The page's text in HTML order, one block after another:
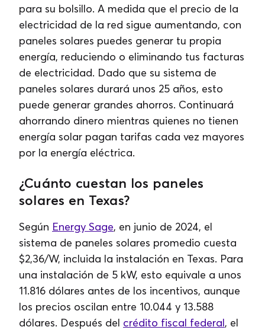
para su bolsillo. A medida que el precio de la
electricidad de la red sigue aumentando, con
paneles solares puedes generar tu propia
energía, reduciendo o eliminando tus facturas
de electricidad. Dado que su sistema de
paneles solares durará unos 25 años, esto
puede generar grandes ahorros. Continuará
ahorrando dinero mientras quienes no tienen
energía solar pagan tarifas cada vez mayores
por la energía eléctrica.
¿Cuánto cuestan los paneles
solares en Texas?
Según Energy Sage, en junio de 2024, el
sistema de paneles solares promedio cuesta
$2,36/W, incluida la instalación en Texas. Para
una instalación de 5 kW, esto equivale a unos
11.816 dólares antes de los incentivos, aunque
los precios oscilan entre 10.044 y 13.588
dólares. Después del crédito fiscal federal, el